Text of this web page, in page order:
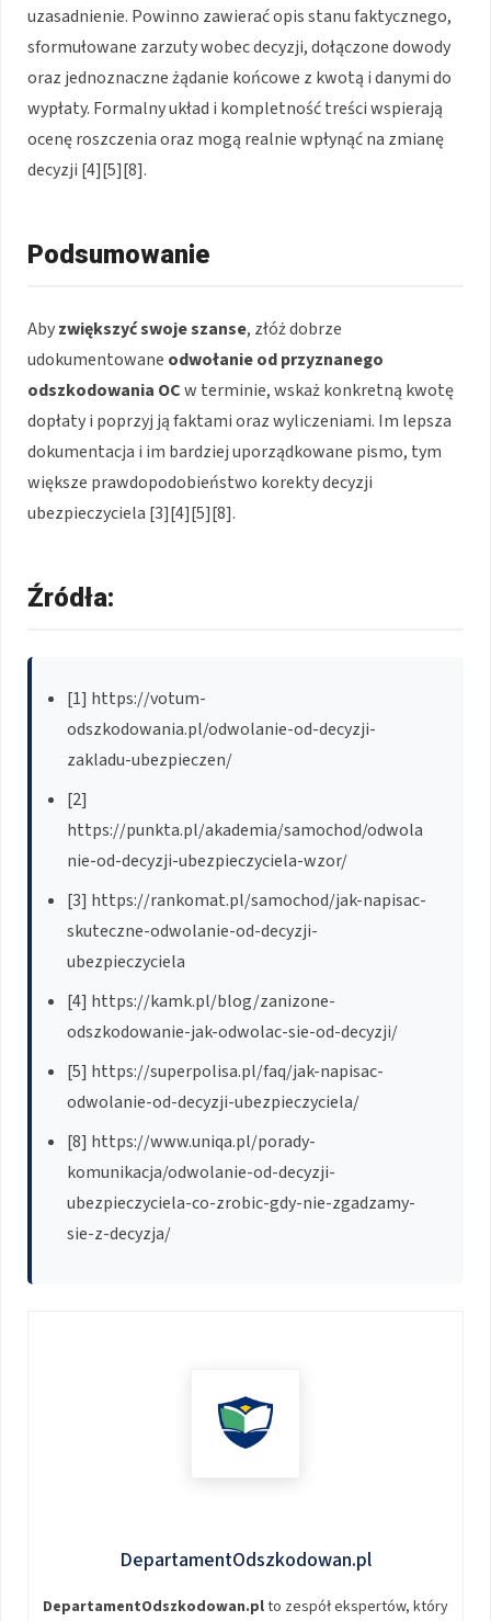
uzasadnienie. Powinno zawierać opis stanu faktycznego,
sformułowane zarzuty wobec decyzji, dołączone dowody
oraz jednoznaczne żądanie końcowe z kwotą i danymi do
wypłaty. Formalny układ i kompletność treści wspierają
ocenę roszczenia oraz mogą realnie wpłynąć na zmianę
decyzji [4][5][8].
Podsumowanie
Abyzwiększyć swoje szanse, złóż dobrze
udokumentowane odwołanie od przyznanego
odszkodowania OCw terminie, wskaż konkretną kwotę
dopłaty i poprzyj ją faktami oraz wyliczeniami. Im lepsza
dokumentacja i im bardziej uporządkowane pismo, tym
większe prawdopodobieństwo korekty decyzji
ubezpieczyciela [3][4][5][8].
Źródła:
[1] https://votum-
odszkodowania.pl/odwolanie-od-decyzji-
zakladu-ubezpieczen/
[2]
https://punkta.pl/akademia/samochod/odwola
nie-od-decyzji-ubezpieczyciela-wzor/
[3] https://rankomat.pl/samochod/jak-napisac-
skuteczne-odwolanie-od-decyzji-
ubezpieczyciela
[4] https://kamk.pl/blog/zanizone-
odszkodowanie-jak-odwolac-sie-od-decyzji/
[5] https://superpolisa.pl/faq/jak-napisac-
odwolanie-od-decyzji-ubezpieczyciela/
[8] https://www.uniqa.pl/porady-
komunikacja/odwolanie-od-decyzji-
ubezpieczyciela-co-zrobic-gdy-nie-zgadzamy-
sie-z-decyzja/
DepartamentOdszkodowan.pl
DepartamentOdszkodowan.plto zespół ekspertów, który